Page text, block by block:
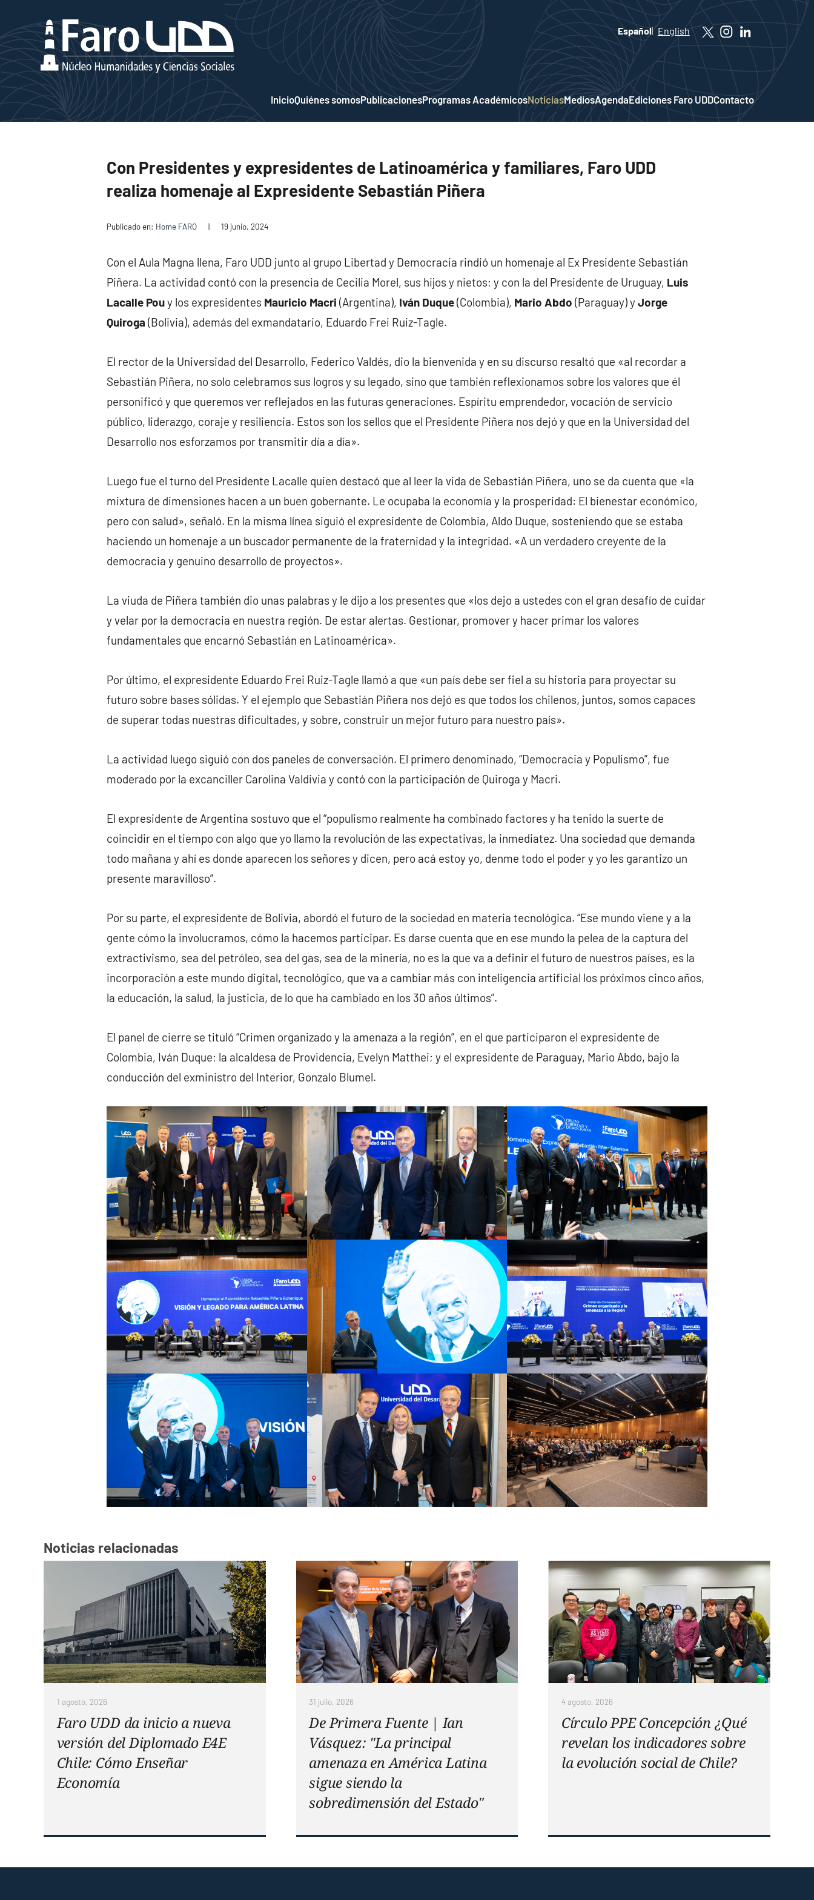
Español English
InicioQuiénes somosPublicacionesProgramas AcadémicosNoticiasMediosAgendaEdiciones Faro UDDContacto
Con Presidentes y expresidentes de Latinoamérica y familiares, Faro UDD
realiza homenaje al Expresidente Sebastián Piñera
Publicado en: Home FARO | 19 junio, 2024
Con el Aula Magna llena, Faro UDD junto al grupo Libertad y Democracia rindió un homenaje al Ex Presidente Sebastián
Piñera. La actividad contó con la presencia de Cecilia Morel, sus hijos y nietos; y con la del Presidente de Uruguay, Luis
Lacalle Pouy los expresidentes Mauricio Macri (Argentina), Iván Duque(Colombia), Mario Abdo (Paraguay) y Jorge
Quiroga (Bolivia), además del exmandatario, Eduardo Frei Ruiz-Tagle.
El rector de la Universidad del Desarrollo, Federico Valdés, dio la bienvenida y en su discurso resaltó que «al recordar a
Sebastián Piñera, no solo celebramos sus logros y su legado, sino que también reflexionamos sobre los valores que él
personificó y que queremos ver reflejados en las futuras generaciones. Espíritu emprendedor, vocación de servicio
público, liderazgo, coraje y resiliencia. Estos son los sellos que el Presidente Piñera nos dejó y que en la Universidad del
Desarrollo nos esforzamos por transmitir día a día».
Luego fue el turno del Presidente Lacalle quien destacó que al leer la vida de Sebastián Piñera, uno se da cuenta que «la
mixtura de dimensiones hacen a un buen gobernante. Le ocupaba la economía y la prosperidad: El bienestar económico,
pero con salud», señaló. En la misma línea siguió el expresidente de Colombia, Aldo Duque, sosteniendo que se estaba
haciendo un homenaje a un buscador permanente de la fraternidad y la integridad. «A un verdadero creyente de la
democracia y genuino desarrollo de proyectos».
La viuda de Piñera también dio unas palabras y le dijo a los presentes que «los dejo a ustedes con el gran desafío de cuidar
y velar por la democracia en nuestra región. De estar alertas. Gestionar, promover y hacer primar los valores
fundamentales que encarnó Sebastián en Latinoamérica».
Por último, el expresidente Eduardo Frei Ruiz-Tagle llamó a que «un país debe ser fiel a su historia para proyectar su
futuro sobre bases sólidas. Y el ejemplo que Sebastián Piñera nos dejó es que todos los chilenos, juntos, somos capaces
de superar todas nuestras dificultades, y sobre, construir un mejor futuro para nuestro país».
La actividad luego siguió con dos paneles de conversación. El primero denominado, “Democracia y Populismo”, fue
moderado por la excanciller Carolina Valdivia y contó con la participación de Quiroga y Macri.
El expresidente de Argentina sostuvo que el “populismo realmente ha combinado factores y ha tenido la suerte de
coincidir en el tiempo con algo que yo llamo la revolución de las expectativas, la inmediatez. Una sociedad que demanda
todo mañana y ahí es donde aparecen los señores y dicen, pero acá estoy yo, denme todo el poder y yo les garantizo un
presente maravilloso”.
Por su parte, el expresidente de Bolivia, abordó el futuro de la sociedad en materia tecnológica. “Ese mundo viene y a la
gente cómo la involucramos, cómo la hacemos participar. Es darse cuenta que en ese mundo la pelea de la captura del
extractivismo, sea del petróleo, sea del gas, sea de la minería, no es la que va a definir el futuro de nuestros países, es la
incorporación a este mundo digital, tecnológico, que va a cambiar más con inteligencia artificial los próximos cinco años,
la educación, la salud, la justicia, de lo que ha cambiado en los 30 años últimos”.
El panel de cierre se tituló “Crimen organizado y la amenaza a la región”, en el que participaron el expresidente de
Colombia, Iván Duque; la alcaldesa de Providencia, Evelyn Matthei; y el expresidente de Paraguay, Mario Abdo, bajo la
conducción del exministro del Interior, Gonzalo Blumel.
Noticias relacionadas
1 agosto, 2026
Faro UDD da inicio a nueva
versión del Diplomado E4E
Chile: Cómo Enseñar
Economía
31 julio, 2026
De Primera Fuente | Ian
Vásquez: "La principal
amenaza en América Latina
sigue siendo la
sobredimensión del Estado"
4 agosto, 2026
Círculo PPE Concepción ¿Qué
revelan los indicadores sobre
la evolución social de Chile?